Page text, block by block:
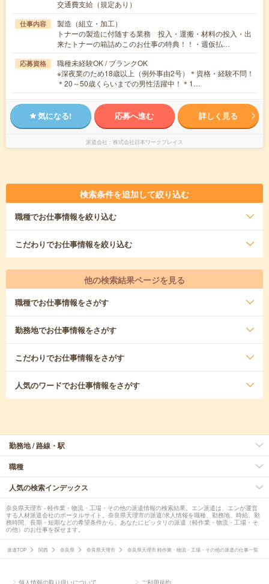
交通費支給（規定あり）
仕事内容
製造（組立・加工）
トナーの製造に付随する業務 投入・運搬・材料の投入・出
来たトナーの箱詰めこのお仕事の特典！！・週仮払…
応募資格
職種未経験OK / ブランクOK
※深夜業のため18歳以上（例外事由2号）＊資格・経験不問！
＊20～50歳くらいまでの男性活躍中！＊1…
気になる! 応募へ進む 詳しく見る
派遣会社 株式会社日本ワークプレイス
検索条件を追加して絞り込む
職種でお仕事情報を絞り込む
こだわりでお仕事情報を絞り込む
他の検索結果ページを見る
職種でお仕事情報をさがす
勤務地でお仕事情報をさがす
こだわりでお仕事情報をさがす
人気のワードでお仕事情報をさがす
勤務地 / 路線・駅
職種
人気の検索インデックス
奈良県天理市 - 軽作業・物流・工場・その他の派遣情報の検索結果。エン派遣は、エンが運営
する人材派遣会社のポータルサイト。奈良県天理市の派遣/求人情報を職種、勤務地、時給、勤
務時間、長期・短期などの希望条件から、あなたにピッタリの派遣（軽作業・物流・工場・そ
の他）のお仕事を探せます。
派遣TOP 関西 奈良県 奈良県天理市 奈良県天理市 軽作業・物流・工場・その他の派遣の仕事一覧
個人情報の取り扱いについて ご利用規約